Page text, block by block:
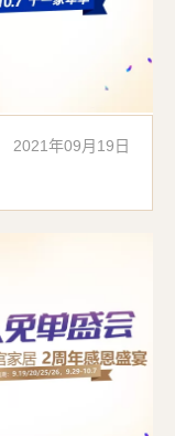
2021年09月19日